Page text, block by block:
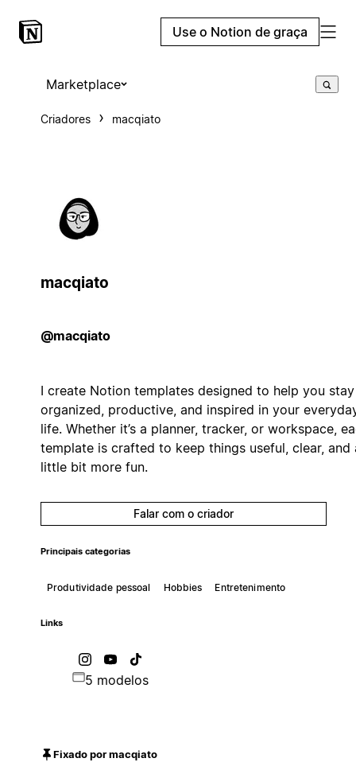
Use o Notion de graça
Marketplace
Criadores macqiato
macqiato
@macqiato
I create Notion templates designed to help you stay
organized, productive, and inspired in your
life. Whether it’s a planner, tracker, or workspace,
template is crafted to keep things useful, clear, and
little bit more fun.
Falar com o criador
Principais categorias
Produtividade pessoal Hobbies Entretenimento
Links
5 modelos
Fixado por macqiato